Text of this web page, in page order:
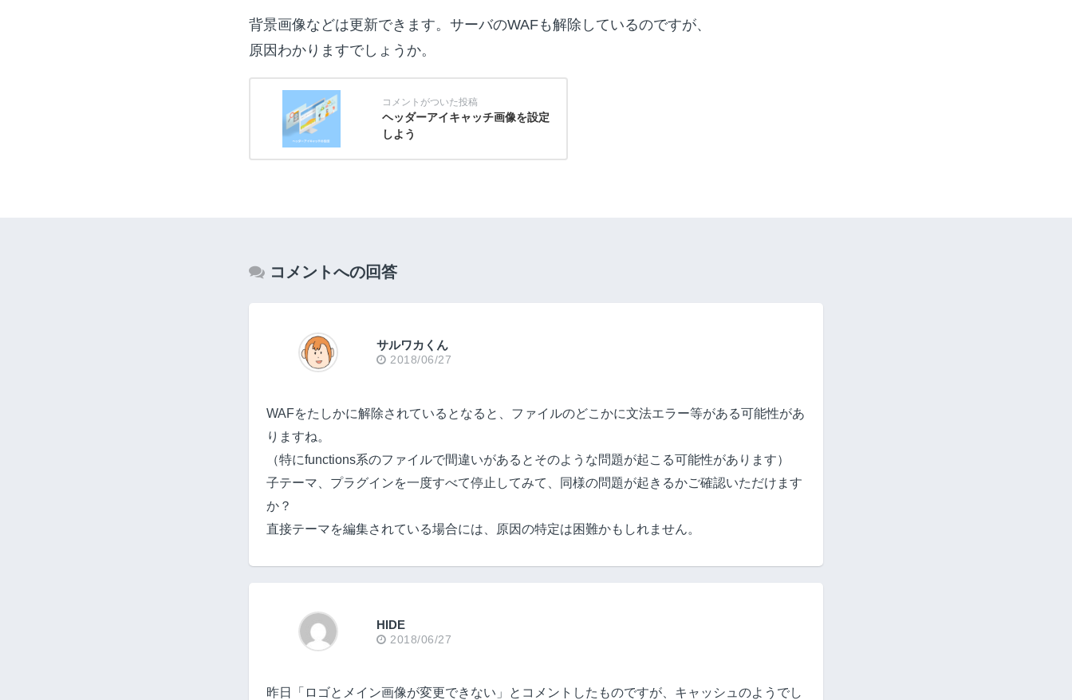
背景画像などは更新できます。サーバのWAFも解除しているのですが、
原因わかりますでしょうか。
ヘッダーアイキャッチ画像を設定
しよう
コメントへの回答
サルワカくん
2018/06/27
WAFをたしかに解除されているとなると、ファイルのどこかに文法エラー等がある可能性があ
りますね。
（特にfunctions系のファイルで間違いがあるとそのような問題が起こる可能性があります）
子テーマ、プラグインを一度すべて停止してみて、同様の問題が起きるかご確認いただけます
か？
直接テーマを編集されている場合には、原因の特定は困難かもしれません。
HIDE
2018/06/27
昨日「ロゴとメイン画像が変更できない」とコメントしたものですが、キャッシュのようでし